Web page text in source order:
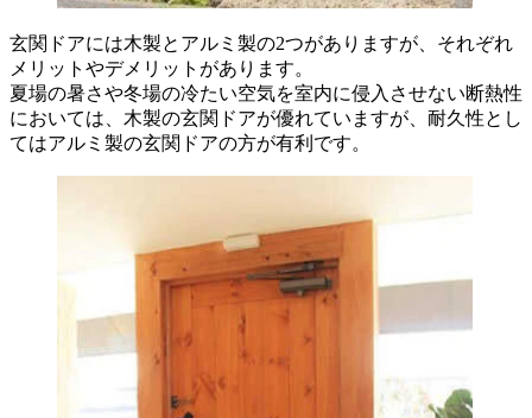
玄関ドアには木製とアルミ製の2つがありますが、それぞれ
メリットやデメリットがあります。
夏場の暑さや冬場の冷たい空気を室内に侵入させない断熱性
においては、木製の玄関ドアが優れていますが、耐久性とし
てはアルミ製の玄関ドアの方が有利です。